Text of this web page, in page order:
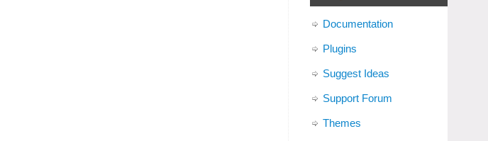
Documentation
Plugins
Suggest Ideas
Support Forum
Themes